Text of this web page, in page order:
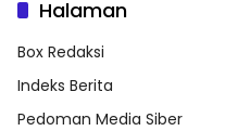
Halaman
Box Redaksi
Indeks Berita
Pedoman Media Siber